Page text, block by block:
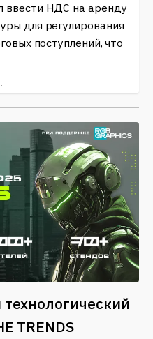
ввести НДС на аренду
для регулирования
поступлений, что
TRENDS